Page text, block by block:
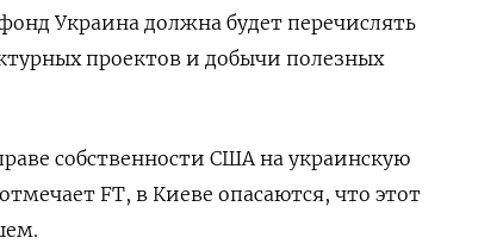
Украина должна будет перечислять
проектов и добычи полезных
собственности США на украинскую
FT, в Киеве опасаются, что этот